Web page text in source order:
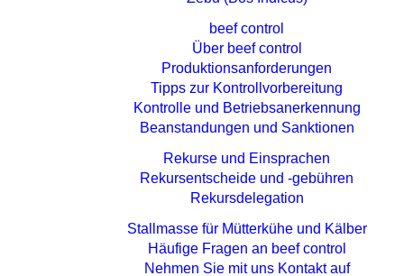
beef control
Über beef control
Produktionsanforderungen
Tipps zur Kontrollvorbereitung
Kontrolle und Betriebsanerkennung
Beanstandungen und Sanktionen
Rekurse und Einsprachen
Rekursentscheide und -gebühren
Rekursdelegation
Stallmasse für Mütterkühe und Kälber
Häufige Fragen an beef control
Nehmen Sie mit uns Kontakt auf